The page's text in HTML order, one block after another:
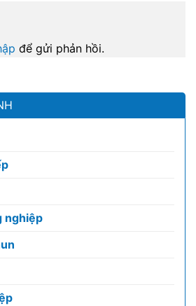
để gửi phản hồi.
nghiệp